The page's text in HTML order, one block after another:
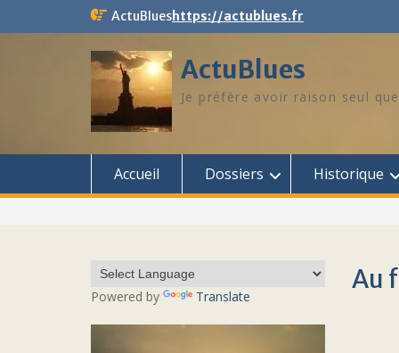
ActuBlueshttps://actublues.fr
ActuBlues
Je préfère avoir raison seul
Accueil Dossiers Historique
Au
Powered by Translate